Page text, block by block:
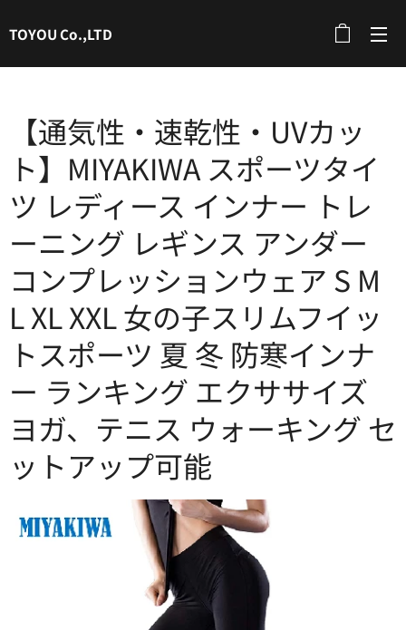
TOYOU Co.,LTD
【通気性・速乾性・UVカッ
ト】MIYAKIWA スポーツタイ
ツ レディース インナー トレ
ーニング レギンス アンダー
コンプレッションウェア S M
L XL XXL 女の子スリムフイッ
トスポーツ 夏 冬 防寒インナ
ー ランキング エクササイズ
ヨガ、テニス ウォーキング セ
ットアップ可能